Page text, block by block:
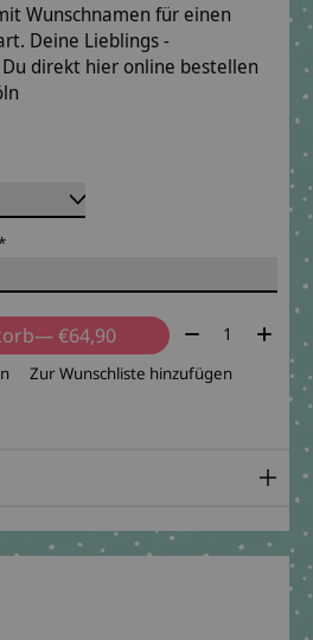
Wunschnamen für einen
Deine Lieblings -
direkt hier online bestellen
— €64,90 Menge:
Zur Wunschliste hinzufügen